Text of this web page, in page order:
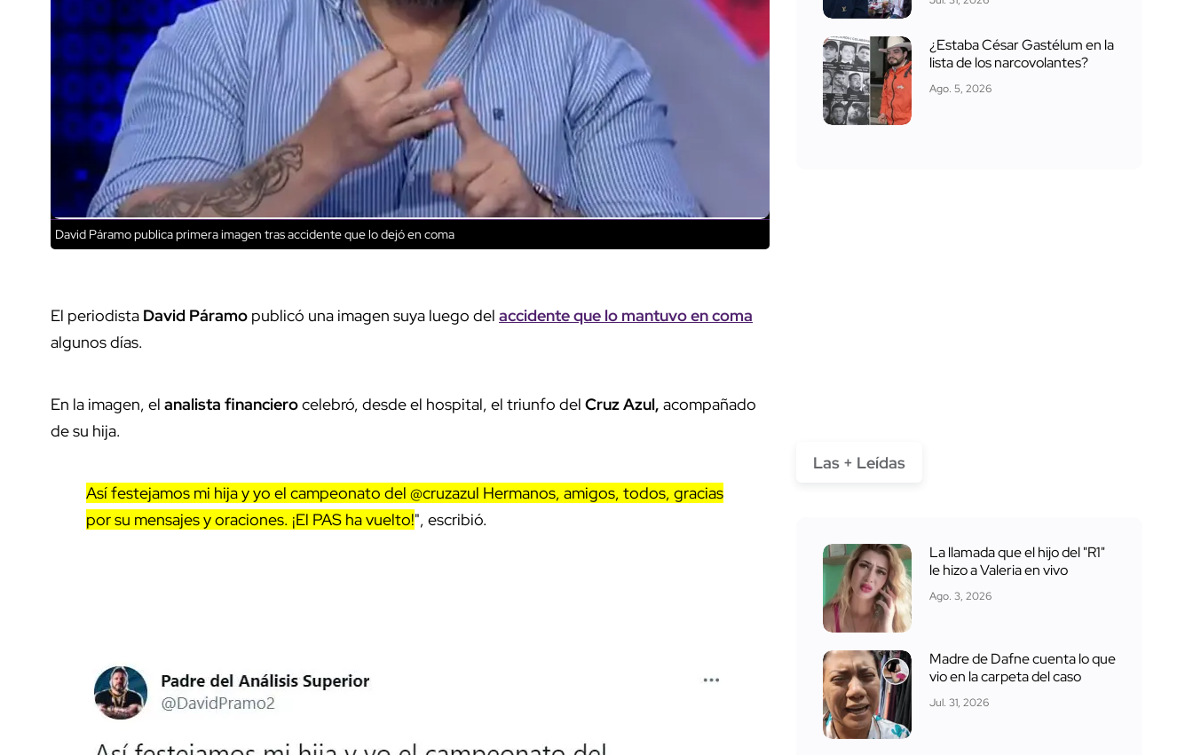
David Páramo publica primera imagen tras accidente que lo dejó en coma
El periodista David Páramo publicó una imagen suya luego del accidente que lo mantuvo en coma
algunos días.
En la imagen, el analista financierocelebró, desde el hospital, el triunfo del Cruz Azul, acompañado
de su hija.
Así festejamos mi hija y yo el campeonato del @cruzazul Hermanos, amigos, todos, gracias
por su mensajes y oraciones. ¡El PAS ha vuelto!", escribió.
¿Estaba César Gastélum en la
lista de los narcovolantes?
Ago. 5, 2026
Las + Leídas
La llamada que el hijo del "R1"
le hizo a Valeria en vivo
Ago. 3, 2026
Madre de Dafne cuenta lo que
vio en la carpeta del caso
Jul. 31, 2026